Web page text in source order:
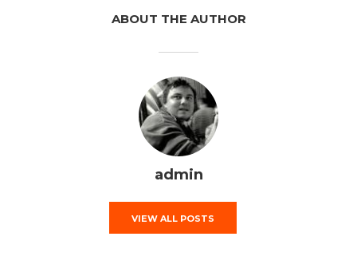
ABOUT THE AUTHOR
admin
VIEW ALL POSTS